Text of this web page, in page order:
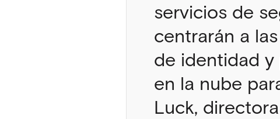
servicios de
centrarán a
de identidad y
en la nube
Luck,